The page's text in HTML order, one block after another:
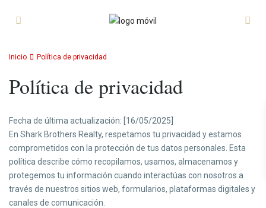
Inicio Política de privacidad
Política de privacidad
Fecha de última actualización: [16/05/2025]
En Shark Brothers Realty, respetamos tu privacidad y estamos
comprometidos con la protección de tus datos personales. Esta
política describe cómo recopilamos, usamos, almacenamos y
protegemos tu información cuando interactúas con nosotros a
través de nuestros sitios web, formularios, plataformas digitales y
canales de comunicación.